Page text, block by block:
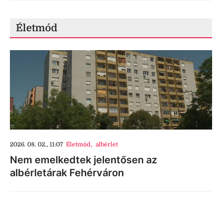
Életmód
2026. 08. 02., 11:07 Életmód, albérlet
Nem emelkedtek jelentősen az
albérletárak Fehérváron